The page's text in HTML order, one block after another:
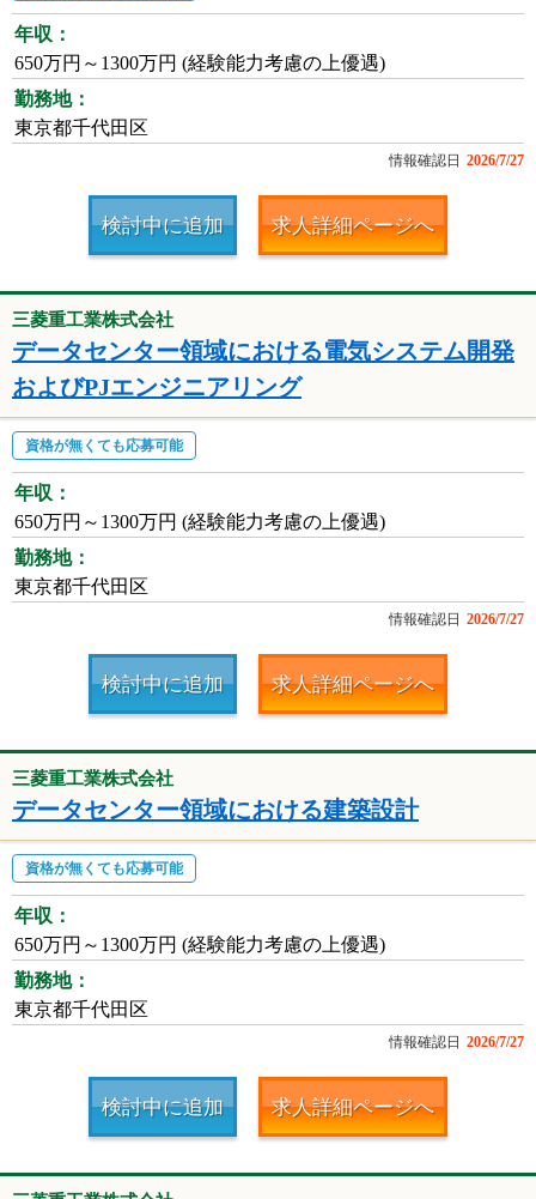
年収：
650万円～1300万円 (経験能力考慮の上優遇)
勤務地：
東京都千代田区
情報確認日 2026/7/27
検討中に追加 求人詳細ページへ
三菱重工業株式会社
データセンター領域における電気システム開発
およびPJエンジニアリング
資格が無くても応募可能
年収：
650万円～1300万円 (経験能力考慮の上優遇)
勤務地：
東京都千代田区
情報確認日 2026/7/27
検討中に追加 求人詳細ページへ
三菱重工業株式会社
データセンター領域における建築設計
資格が無くても応募可能
年収：
650万円～1300万円 (経験能力考慮の上優遇)
勤務地：
東京都千代田区
情報確認日 2026/7/27
検討中に追加 求人詳細ページへ